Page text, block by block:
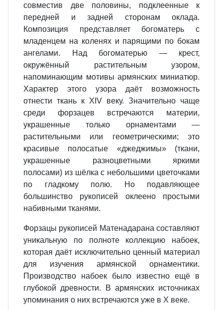
совместив две половины, подклеенные к
передней и задней сторонам оклада.
Композиция представляет богоматерь с
младенцем на коленях и парящими по бокам
ангелами. Над богоматерью — крест,
окружённый растительным узором,
напоминающим мотивы армянских миниатюр.
Характер этого узора даёт возможность
отнести ткань к XIV веку. Значительно чаще
среди форзацев встречаются материи,
украшенные только орнаментами —
растительными или геометрическими; это
красивые полосатые «джеджимы» (ткани,
украшенные разноцветными яркими
полосами) из шёлка с небольшими цветочками
по гладкому полю. Но подавляющее
большинство рукописей оклеено простыми
набивными тканями.
Форзацы рукописей Матенадарана составляют
уникальную по полноте коллекцию набоек,
которая даёт исключительно ценный материал
для изучения армянской орнаментики.
Производство набоек было известно ещё в
глубокой древности. В армянских источниках
упоминания о них встречаются уже в X веке.